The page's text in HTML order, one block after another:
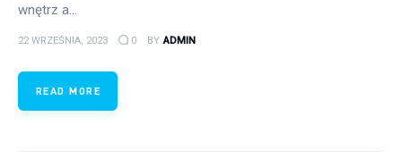
wnętrz a…
22 WRZEŚNIA, 2023 0 BY ADMIN
READ MORE